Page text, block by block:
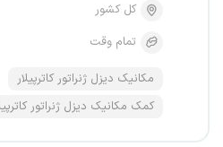
کل کشور
تمام وقت
مکانیک دیزل ژنراتور کاترپیلار
کمک مکانیک دیزل ژنراتور